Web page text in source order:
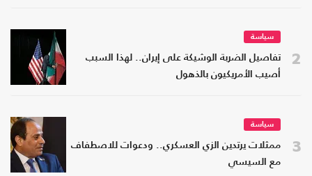
2
سياسة
تفاصيل الضربة الوشيكة على إيران.. لهذا السبب
أصيب الأمريكيون بالذهول
3
سياسة
ممثلات يرتدين الزي العسكري.. ودعوات للاصطفاف
مع السيسي